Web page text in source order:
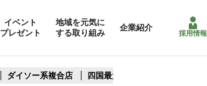
イベント
プレゼント
地域を元気に
する取り組み
企業紹介
採用情報
ダイソー系複合店 四国最大スリコ